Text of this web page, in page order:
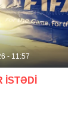
- 11:57
İSTƏDİ